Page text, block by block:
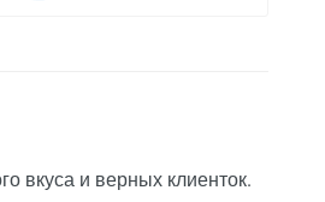
вкуса и верных клиенток.